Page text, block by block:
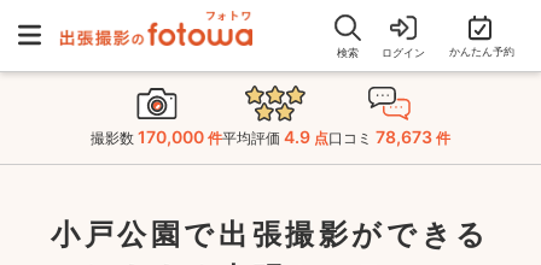
検索 ログイン かんたん予約
撮影数 170,000 件平均評価 4.9 点口コミ 78,673 件
小戸公園で出張撮影ができる